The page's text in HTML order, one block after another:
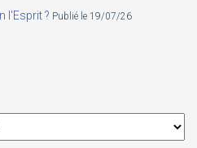
l'Esprit ? Publié le 19/07/26